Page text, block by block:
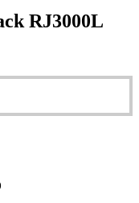
RJ3000L